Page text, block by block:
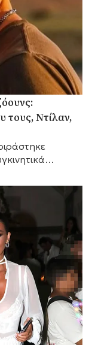
τους, Ντίλαν,